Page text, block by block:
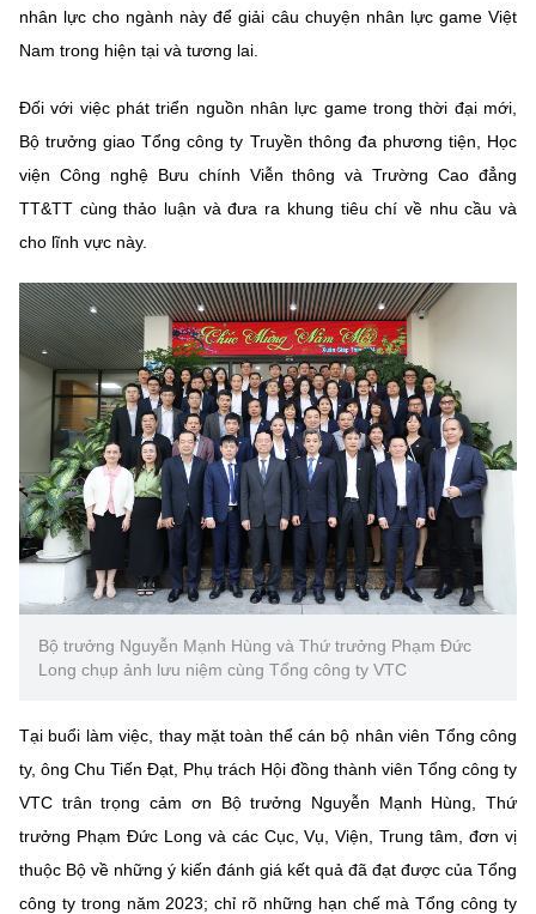
nhân lực cho ngành này để giải câu chuyện nhân lực game Việt
Nam trong hiện tại và tương lai.
Đối với việc phát triển nguồn nhân lực game trong thời đại mới,
Bộ trưởng giao Tổng công ty Truyền thông đa phương tiện, Học
viện Công nghệ Bưu chính Viễn thông và Trường Cao đẳng
TT&TT cùng thảo luận và đưa ra khung tiêu chí về nhu cầu và
cho lĩnh vực này.
Bộ trưởng Nguyễn Mạnh Hùng và Thứ trưởng Phạm Đức
Long chụp ảnh lưu niệm cùng Tổng công ty VTC
Tại buổi làm việc, thay mặt toàn thể cán bộ nhân viên Tổng công
ty, ông Chu Tiến Đạt, Phụ trách Hội đồng thành viên Tổng công ty
VTC trân trọng cảm ơn Bộ trưởng Nguyễn Mạnh Hùng, Thứ
trưởng Phạm Đức Long và các Cục, Vụ, Viện, Trung tâm, đơn vị
thuộc Bộ về những ý kiến đánh giá kết quả đã đạt được của Tổng
công ty trong năm 2023; chỉ rõ những hạn chế mà Tổng công ty